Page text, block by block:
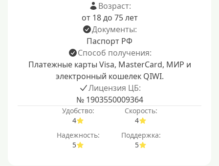
Возраст:
от 18 до 75 лет
Документы:
Паспорт РФ
Способ получения:
Платежные карты Visa, MasterCard, МИР и
электронный кошелек QIWI.
Лицензия ЦБ:
№ 1903550009364
Удобство:
4
Скорость:
4
Надежность:
5
Поддержка:
5